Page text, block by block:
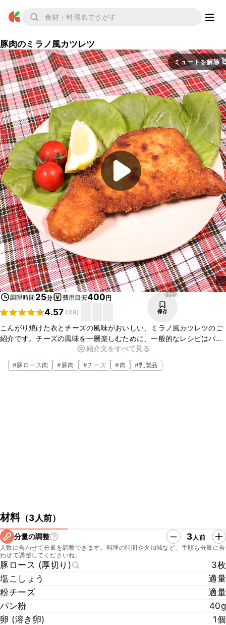
豚肉のミラノ風カツレツ
ミュートを解除
調理時間 25分 費用目安400円
4.57 (28)
1723
保存
こんがり焼けた衣とチーズの風味がおいしい、ミラノ風カツレツのご
紹介です。チーズの風味を一層楽しむために、一般的なレシピはパン
粉とチーズを混ぜますが、このレシピではチーズを直接お肉にまぶ
し、なじませています。ぜひお試しください！
紹介文をすべて見る
#豚ロース肉 #豚肉 #チーズ #肉 #乳製品
材料（3人前）
分量の調整 3人前
人数に合わせて分量を調整できます。料理の時間や火加減など、手順も分量に合
わせて調整してくださいね。
豚ロース (厚切り)
3枚
塩こしょう
適量
粉チーズ
適量
パン粉
40g
卵 (溶き卵)
1個